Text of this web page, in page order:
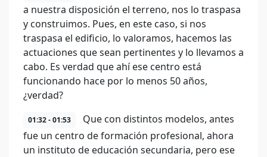
a nuestra disposición el terreno, nos lo traspasa
y construimos. Pues, en este caso, si nos
traspasa el edificio, lo valoramos, hacemos las
actuaciones que sean pertinentes y lo llevamos a
cabo. Es verdad que ahí ese centro está
funcionando hace por lo menos 50 años,
¿verdad?
01:32 - 01:53
Que con distintos modelos, antes
fue un centro de formación profesional, ahora
un instituto de educación secundaria, pero ese